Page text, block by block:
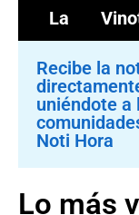
La
Recibe la
uniéndote a
Noti Hora
Lo más